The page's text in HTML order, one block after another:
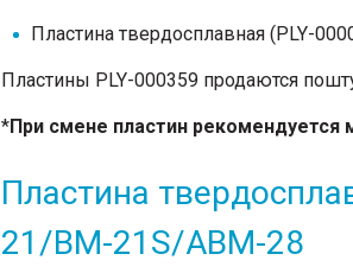
Пластина твердосплавная (PLY-
Пластины PLY-000359 продаются
*При смене пластин рекомендуется
Пластина
21/BM-21S/ABM-28